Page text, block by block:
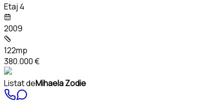
Etaj 4
2009
122mp
380.000 €
Listat deMihaela Zodie